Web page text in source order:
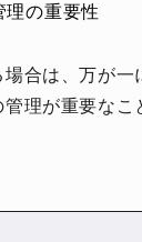
理の重要性
合は、万が
理が重要なこ